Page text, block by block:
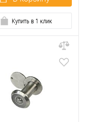
Купить в 1 клик